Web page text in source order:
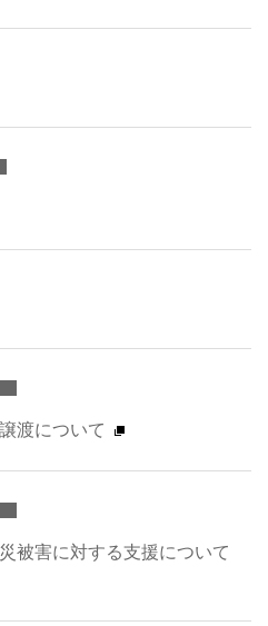
渡について
被害に対する支援について